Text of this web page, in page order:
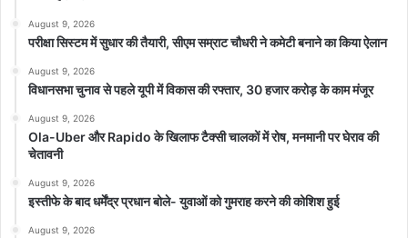
August 9, 2026
परीक्षा सिस्टम में सुधार की तैयारी, सीएम सम्राट चौधरी ने कमेटी बनाने का किया ऐलान
August 9, 2026
विधानसभा चुनाव से पहले यूपी में विकास की रफ्तार, 30 हजार करोड़ के काम मंजूर
August 9, 2026
Ola-Uber और Rapido के खिलाफ टैक्सी चालकों में रोष, मनमानी पर घेराव की
चेतावनी
August 9, 2026
इस्तीफे के बाद धर्मेंद्र प्रधान बोले- युवाओं को गुमराह करने की कोशिश हुई
August 9, 2026